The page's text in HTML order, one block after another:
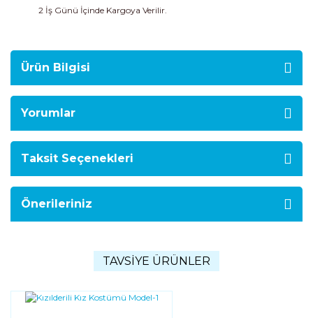
2 İş Günü İçinde Kargoya Verilir.
Ürün Bilgisi
Yorumlar
Taksit Seçenekleri
Önerileriniz
TAVSİYE ÜRÜNLER